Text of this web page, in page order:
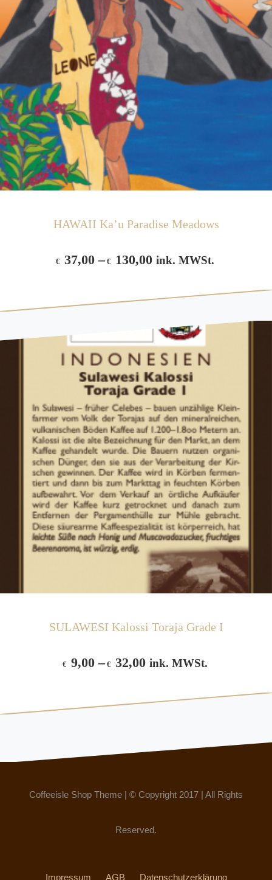
HAWAII Ka’u Paradise Meadows
€ 37,00 –€ 130,00 ink. MWSt.
SULAWESI Kalossi Toraja Grade I
€ 9,00 –€ 32,00 ink. MWSt.
Coffeeisle Shop Theme | © Copyright 2017 | All Rights
Reserved.
Impressum AGB Datenschutzerklärung